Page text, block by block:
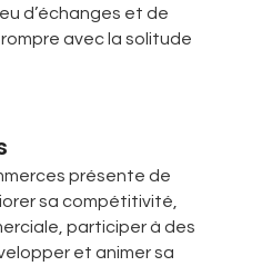
d’échanges et de
avec la solitude
présente de
sa compétitivité,
participer à des
et animer sa